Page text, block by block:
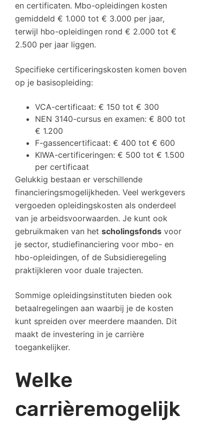
en certificaten. Mbo-opleidingen kosten
gemiddeld € 1.000 tot € 3.000 per jaar,
terwijl hbo-opleidingen rond € 2.000 tot €
2.500 per jaar liggen.
Specifieke certificeringskosten komen boven
op je basisopleiding:
VCA-certificaat: € 150 tot € 300
NEN 3140-cursus en examen: € 800 tot
€ 1.200
F-gassencertificaat: € 400 tot € 600
KIWA-certificeringen: € 500 tot € 1.500
per certificaat
Gelukkig bestaan er verschillende
financieringsmogelijkheden. Veel werkgevers
vergoeden opleidingskosten als onderdeel
van je arbeidsvoorwaarden. Je kunt ook
gebruikmaken van het scholingsfonds voor
je sector, studiefinanciering voor mbo- en
hbo-opleidingen, of de Subsidieregeling
praktijkleren voor duale trajecten.
Sommige opleidingsinstituten bieden ook
betaalregelingen aan waarbij je de kosten
kunt spreiden over meerdere maanden. Dit
maakt de investering in je carrière
toegankelijker.
Welke
carrièremogelijk